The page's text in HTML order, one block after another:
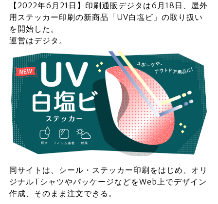
【2022年6月21日】印刷通販デジタは6月18日、屋外
用ステッカー印刷の新商品「UV白塩ビ」の取り扱い
を開始した。
運営はデジタ。
同サイトは、シール・ステッカー印刷をはじめ、オリ
ジナルTシャツやパッケージなどをWeb上でデザイン
作成、そのまま注文できる。